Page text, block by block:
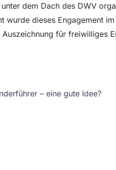
dem Dach des DWV
wurde dieses Engagement
für freiwilliges
– eine gute Idee?